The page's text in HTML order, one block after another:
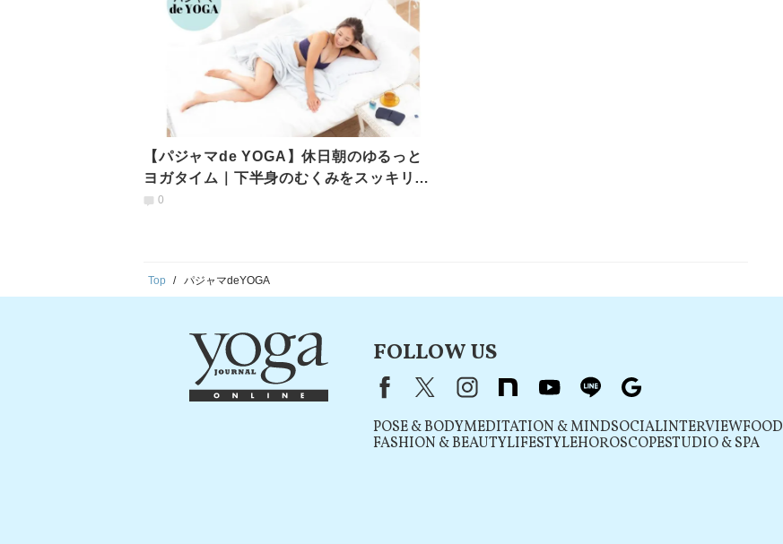
【パジャマde YOGA】休日朝のゆるっと
ヨガタイム｜下半身のむくみをスッキリさ
せる！橋のポーズ
0
Top パジャマdeYOGA
FOLLOW US
FacebookX（旧Twitter）
instagram
note youtube line
POSE & BODYMEDITATION & MINDSOCIALINTERVIEWFOOD
FASHION & BEAUTYLIFESTYLEHOROSCOPESTUDIO & SPA